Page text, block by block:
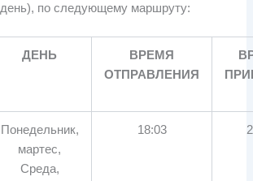
по следующему маршруту:
ДЕНЬ
ВРЕМЯ
ОТПРАВЛЕНИЯ
Понедельник,
мартес,
Среда,
18:03